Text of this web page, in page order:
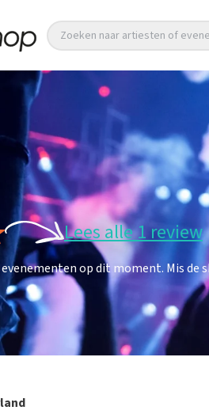
Zoeken naar artiesten of
Lees alle 1 review
evenementen op dit moment. Mis